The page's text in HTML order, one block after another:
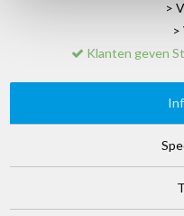
>
>
Klanten geven